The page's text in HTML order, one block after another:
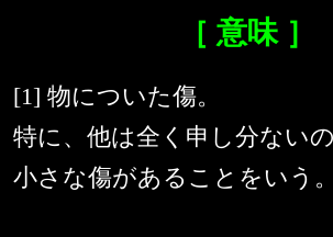
［ 意味 ］
[1] 物についた傷。
特に、他は全く申し分ない
小さな傷があることをいう。